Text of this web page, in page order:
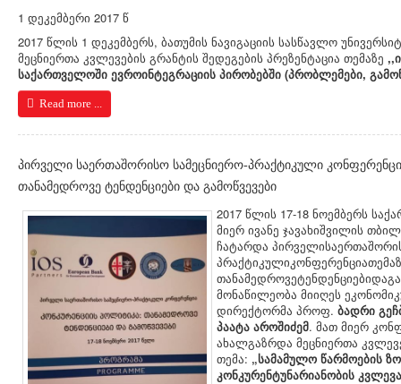
1 დეკემბერი 2017 წ
2017 წლის 1 დეკემბერს, ბათუმის ნავიგაციის სასწავლო
მეცნიერთა კვლევების გრანტის შედეგების პრეზენტაცია თემაზე
საქართველოში ევროინტეგრაციის პირობებში (პრობლემები,
Read more ...
პირველი საერთაშორისო სამეცნიერო-პრაქტიკული
თანამედროვე ტენდენციები და გამოწვევები
2017 წლის 17-18 ნოემბერს
მიერ ივანე ჯავახიშვილის
ჩატარდა
მონაწილეობა მიიღეს
დირექტორმა პროფ. ბადრი
პაატა აროშიძემ. მათ მიერ
ახალგაზრდა მეცნიერთა
თემა: „სამამულო წარმოების
კონკურენტუნარიანობის